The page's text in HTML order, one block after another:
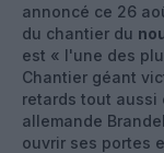
annoncé ce 26
du chantier du
est « l'une des
Chantier géant
retards tout aussi
allemande
ouvrir ses portes